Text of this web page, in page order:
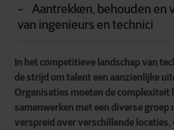
Aantrekken, behouden en
van ingenieurs en technici
In het competitieve landschap van
de strijd om talent een aanzienlijke
Organisaties moeten de complexiteit
samenwerken met een diverse groep
verspreid over verschillende locaties,